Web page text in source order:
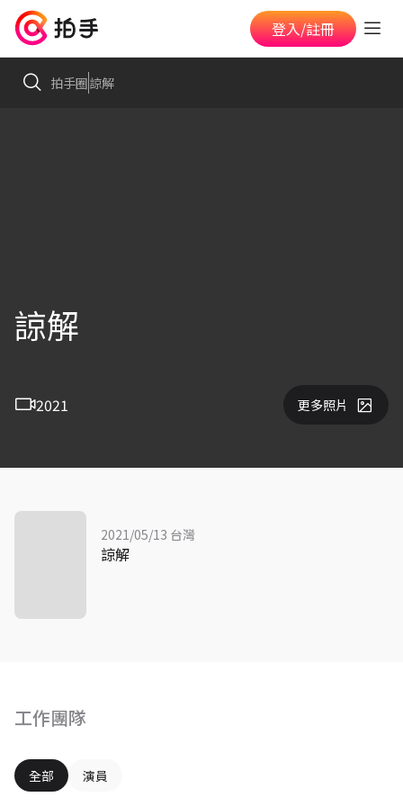
登入/註冊
拍手圈諒解
諒解
2021 更多照片
工作團隊
全部 演員
2021/05/13 台灣
諒解